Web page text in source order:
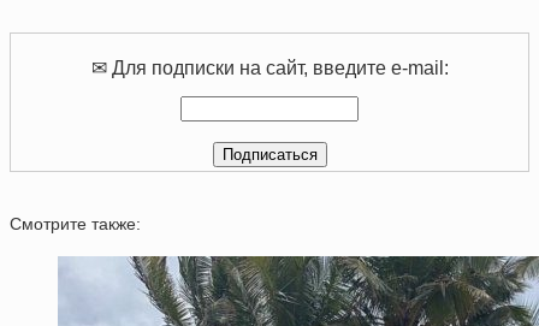
✉ Для подписки на сайт, введите e-mail:
Смотрите также: